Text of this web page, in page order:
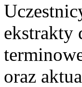
ekstrakty
oraz